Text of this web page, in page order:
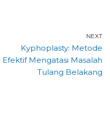
NEXT
Kyphoplasty: Metode
Efektif Mengatasi Masalah
Tulang Belakang